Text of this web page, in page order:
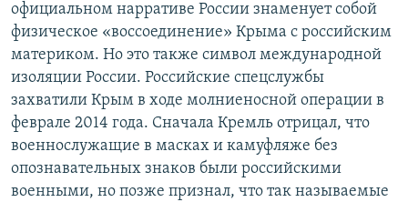
официальном нарративе России знаменует собой
физическое «воссоединение» Крыма с российским
материком. Но это также символ международной
изоляции России. Российские спецслужбы
захватили Крым в ходе молниеносной операции в
феврале 2014 года. Сначала Кремль отрицал, что
военнослужащие в масках и камуфляже без
опознавательных знаков были российскими
военными, но позже признал, что так называемые